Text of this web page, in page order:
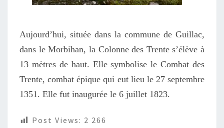
Aujourd’hui, située dans la commune de Guillac,
dans le Morbihan, la Colonne des Trente s’élève à
13 mètres de haut. Elle symbolise le Combat des
Trente, combat épique qui eut lieu le 27 septembre
1351. Elle fut inaugurée le 6 juillet 1823.
Post Views: 2 266